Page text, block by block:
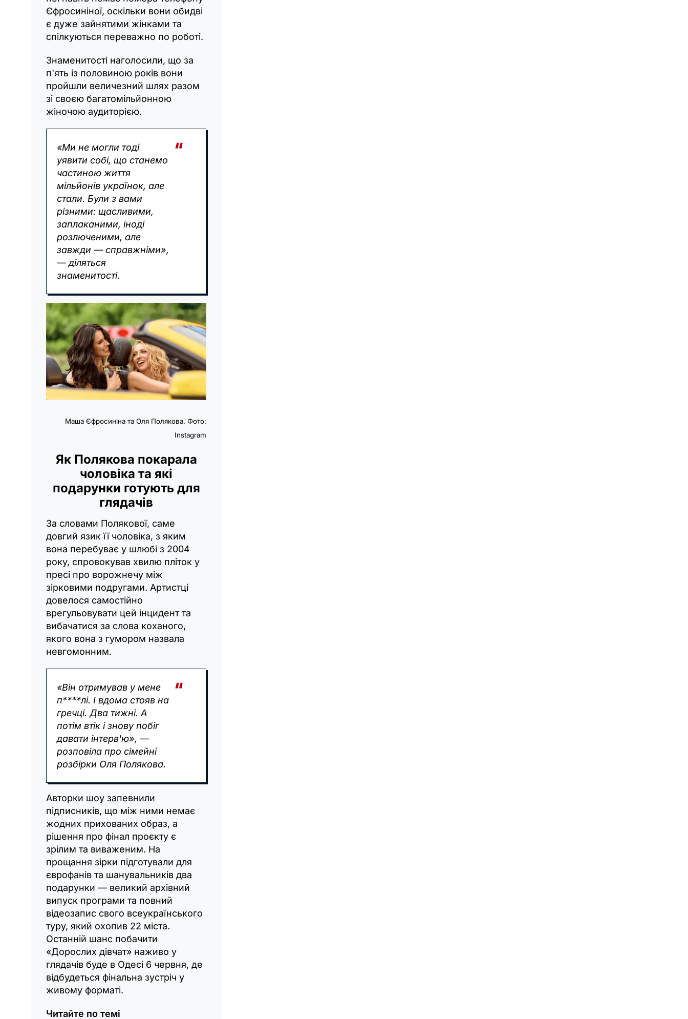
Єфросиніної, оскільки вони обидві
є дуже зайнятими жінками та
спілкуються переважно по роботі.
Знаменитості наголосили, що за
п'ять із половиною років вони
пройшли величезний шлях разом
зі своєю багатомільйонною
жіночою аудиторією.
«Ми не могли тоді
уявити собі, що станемо
частиною життя
мільйонів українок, але
стали. Були з вами
різними: щасливими,
заплаканими, іноді
розлюченими, але
завжди — справжніми»,
— діляться
знаменитості.
Маша Єфросиніна та Оля Полякова. Фото:
Instagram
Як Полякова покарала
чоловіка та які
подарунки готують для
глядачів
За словами Полякової, саме
довгий язик її чоловіка, з яким
вона перебуває у шлюбі з 2004
року, спровокував хвилю пліток у
пресі про ворожнечу між
зірковими подругами. Артистці
довелося самостійно
врегульовувати цей інцидент та
вибачатися за слова коханого,
якого вона з гумором назвала
невгомонним.
«Він отримував у мене
п****лі. І вдома стояв на
гречці. Два тижні. А
потім втік і знову побіг
давати інтерв'ю», —
розповіла про сімейні
розбірки Оля Полякова.
Авторки шоу запевнили
підписників, що між ними немає
жодних прихованих образ, а
рішення про фінал проєкту є
зрілим та виваженим. На
прощання зірки підготували для
єврофанів та шанувальників два
подарунки — великий архівний
випуск програми та повний
відеозапис свого всеукраїнського
туру, який охопив 22 міста.
Останній шанс побачити
«Дорослих дівчат» наживо у
глядачів буде в Одесі 6 червня, де
відбудеться фінальна зустріч у
живому форматі.
Читайте по темі